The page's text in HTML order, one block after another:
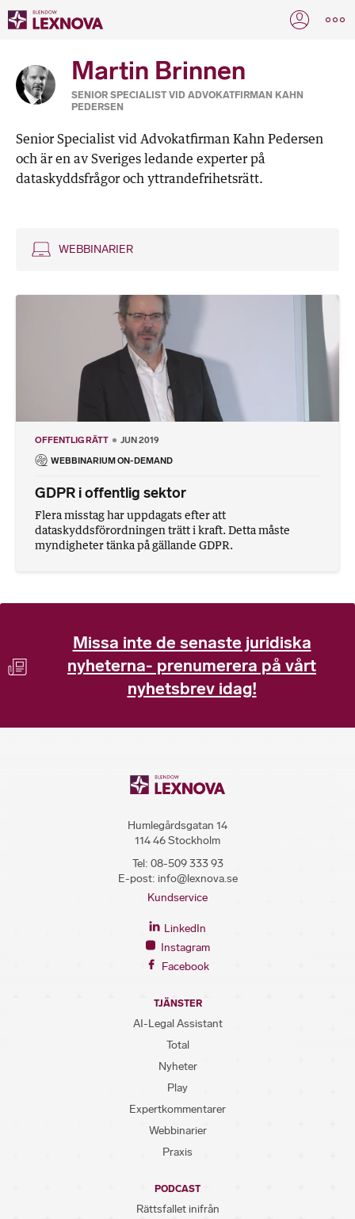
Martin Brinnen
SENIOR SPECIALIST VID ADVOKATFIRMAN KAHN
PEDERSEN
Senior Specialist vid Advokatfirman Kahn Pedersen
och är en av Sveriges ledande experter på
dataskyddsfrågor och yttrandefrihetsrätt.
WEBBINARIER
OFFENTLIG RÄTT JUN 2019
WEBBINARIUM ON-DEMAND
GDPR i offentlig sektor
Flera misstag har uppdagats efter att
dataskyddsförordningen trätt i kraft. Detta måste
myndigheter tänka på gällande GDPR.
Missa inte de senaste juridiska
nyheterna- prenumerera på vårt
nyhetsbrev idag!
Humlegårdsgatan 14
114 46 Stockholm
Tel: 08-509 333 93
E-post: info@lexnova.se
Kundservice
LinkedIn
Instagram
Facebook
TJÄNSTER
AI-Legal Assistant
Total
Nyheter
Play
Expertkommentarer
Webbinarier
Praxis
PODCAST
Rättsfallet inifrån